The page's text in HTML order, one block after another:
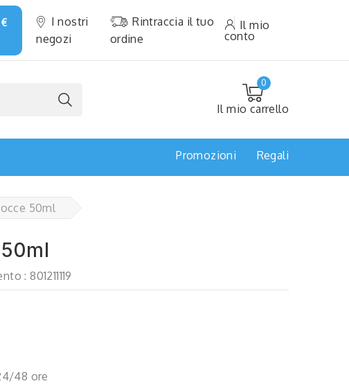
I nostri
negozi
Rintraccia il tuo
ordine
Il mio
conto
0
Il mio carrello
Promozioni Regali
50ml
: 801211119
48 ore